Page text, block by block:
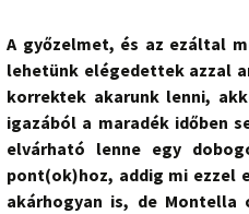
A győzelmet, és az ezáltal
lehetünk elégedettek azzal
korrektek akarunk lenni,
igazából a maradék időben
elvárható lenne egy
pont(ok)hoz, addig mi ezzel
akárhogyan is, de Montella